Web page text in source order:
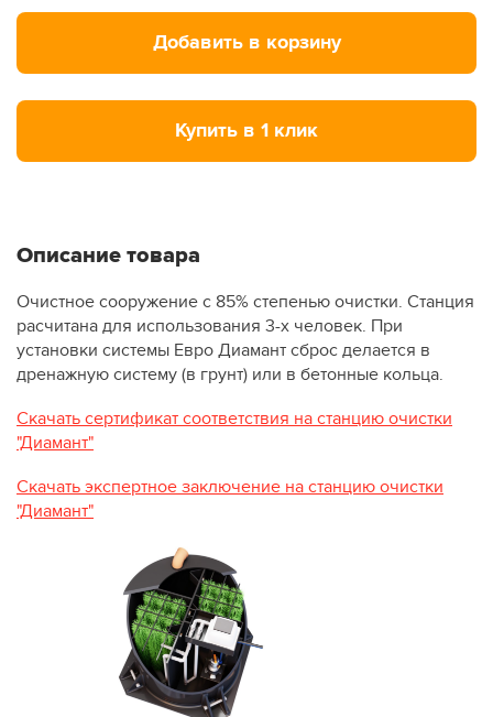
Добавить в корзину
Купить в 1 клик
Описание товара
Очистное сооружение с 85% степенью очистки. Станция
расчитана для использования 3-х человек. При
установки системы Евро Диамант сброс делается в
дренажную систему (в грунт) или в бетонные кольца.
Скачать сертификат соответствия на станцию очистки
"Диамант"
Скачать экспертное заключение на станцию очистки
"Диамант"